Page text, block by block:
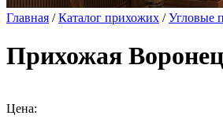
Главная /Каталог прихожих /Угловые
Прихожая Воронец
Цена: